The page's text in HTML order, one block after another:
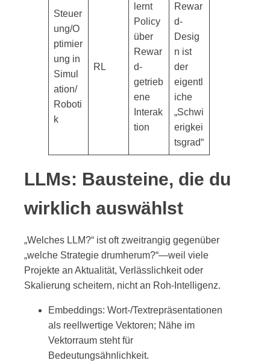
Steuer
ung/O
ptimier
ung in
Simul
ation/
Roboti
k
RL
lernt
Policy
über
Rewar
d-
getrieb
ene
Interak
tion
Rewar
d-
Desig
n ist
der
eigentl
iche
„Schwi
erigkei
tsgrad“
LLMs: Bausteine, die du
wirklich auswählst
„Welches LLM?“ ist oft zweitrangig gegenüber
„welche Strategie drumherum?“—weil viele
Projekte an Aktualität, Verlässlichkeit oder
Skalierung scheitern, nicht an Roh-Intelligenz.
Embeddings: Wort-/Textrepräsentationen
als reellwertige Vektoren; Nähe im
Vektorraum steht für
Bedeutungsähnlichkeit.